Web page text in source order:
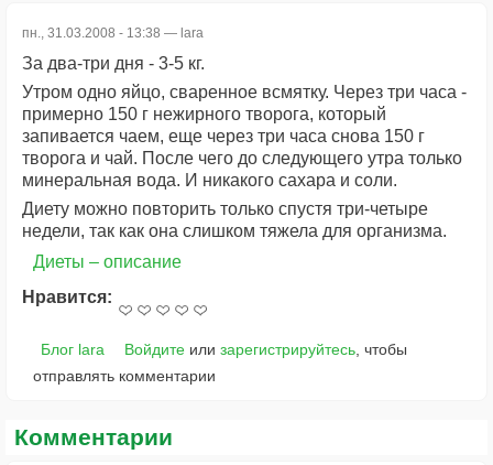
пн., 31.03.2008 - 13:38 — lara
За два-три дня - 3-5 кг.
Утром одно яйцо, сваренное всмятку. Через три часа -
примерно 150 г нежирного творога, который
запивается чаем, еще через три часа снова 150 г
творога и чай. После чего до следующего утра только
минеральная вода. И никакого сахара и соли.
Диету можно повторить только спустя три-четыре
недели, так как она слишком тяжела для организма.
Диеты – описание
Нравится:
Блог lara Войдитеили зарегистрируйтесь, чтобы
отправлять комментарии
Комментарии